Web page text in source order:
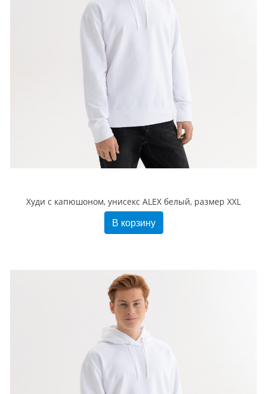
Худи с капюшоном, унисекс ALEX белый, размер XXL
В корзину